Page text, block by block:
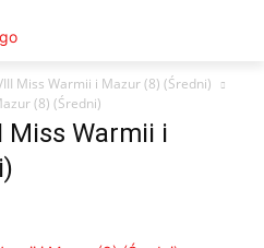
Miss Warmii i Mazur (8) (Średni)
(8) (Średni)
Miss Warmii i